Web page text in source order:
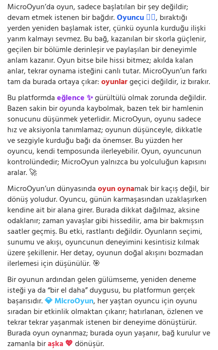
MicroOyun’da oyun, sadece başlatılan bir şey değildir;
devam etmek istenen bir bağdır.Oyuncu 🧍‍♂️, bıraktığı
yerden yeniden başlamak ister, çünkü oyunla kurduğu ilişki
yarım kalmayı sevmez. Bu bağ, kazanılan bir skorla güçlenir,
geçilen bir bölümle derinleşir ve paylaşılan bir deneyimle
anlam kazanır. Oyun bitse bile hissi bitmez; akılda kalan
anlar, tekrar oynama isteğini canlı tutar. MicroOyun’un farkı
tam da burada ortaya çıkar:oyunlargeçici değildir, iz bırakır.
Bu platformdaeğlence ✨gürültülü olmak zorunda değildir.
Bazen sakin bir oyunda kaybolmak, bazen tek bir hamlenin
sonucunu düşünmek yeterlidir. MicroOyun, oyunu sadece
hız ve aksiyonla tanımlamaz; oyunun düşünceyle, dikkatle
ve sezgiyle kurduğu bağı da önemser. Bu yüzden her
oyuncu, kendi temposunda ilerleyebilir. Oyun, oyuncunun
kontrolündedir; MicroOyun yalnızca bu yolculuğun kapısını
aralar. 🚀
MicroOyun’un dünyasındaoyun oynamak bir kaçış değil, bir
dönüş yoludur. Oyuncu, günün karmaşasından uzaklaşırken
kendine ait bir alana girer. Burada dikkat dağılmaz, aksine
odaklanır; zaman yavaşlar gibi hissedilir, ama bir bakmışsın
saatler geçmiş. Bu etki, rastlantı değildir. Oyunların seçimi,
sunumu ve akışı, oyuncunun deneyimini kesintisiz kılmak
üzere şekillenir. Her detay, oyunun doğal akışını bozmadan
ilerlemesi için düşünülür. 🎯
Bir oyunun ardından gelen gülümseme, yeniden deneme
isteği ya da “bir el daha” duygusu, bu platformun gerçek
başarısıdır.💎 MicroOyun, her yaştan oyuncu için oyunu
sıradan bir etkinlik olmaktan çıkarır; hatırlanan, özlenen ve
tekrar tekrar yaşanmak istenen bir deneyime dönüştürür.
Burada oyun oynanmaz; burada oyun yaşanır, bağ kurulur ve
zamanla biraşka 💖dönüşür.